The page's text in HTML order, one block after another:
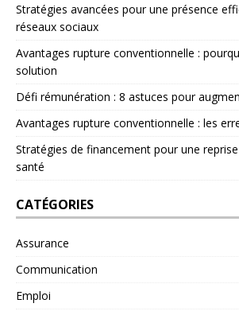
Stratégies avancées pour une présence
réseaux sociaux
Avantages rupture conventionnelle :
solution
Défi rémunération : 8 astuces pour
Avantages rupture conventionnelle : les
Stratégies de financement pour une reprise
santé
CATÉGORIES
Assurance
Communication
Emploi